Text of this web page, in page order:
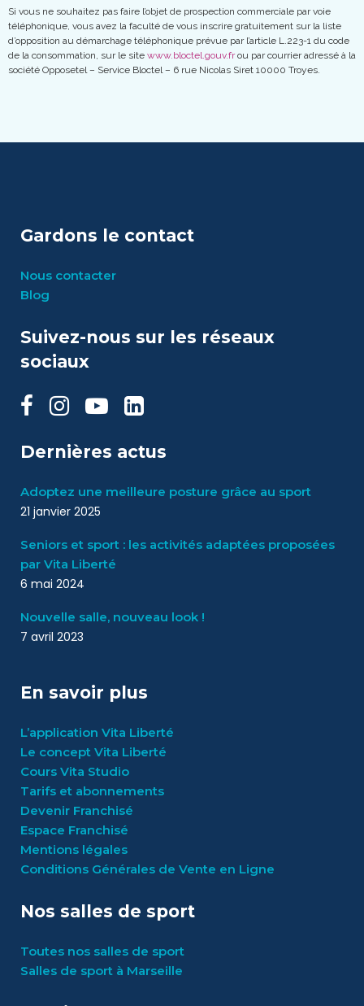
Si vous ne souhaitez pas faire l’objet de prospection commerciale par voie
téléphonique, vous avez la faculté de vous inscrire gratuitement sur la liste
d’opposition au démarchage téléphonique prévue par l’article L.223-1 du code
de la consommation, sur le site www.bloctel.gouv.frou par courrier adressé à la
société Opposetel – Service Bloctel – 6 rue Nicolas Siret 10000 Troyes.
Gardons le contact
Nous contacter
Blog
Suivez-nous sur les réseaux
sociaux
Dernières actus
Adoptez une meilleure posture grâce au sport
21 janvier 2025
Seniors et sport : les activités adaptées proposées
par Vita Liberté
6 mai 2024
Nouvelle salle, nouveau look !
7 avril 2023
En savoir plus
L’application Vita Liberté
Le concept Vita Liberté
Cours Vita Studio
Tarifs et abonnements
Devenir Franchisé
Espace Franchisé
Mentions légales
Conditions Générales de Vente en Ligne
Nos salles de sport
Toutes nos salles de sport
Salles de sport à Marseille